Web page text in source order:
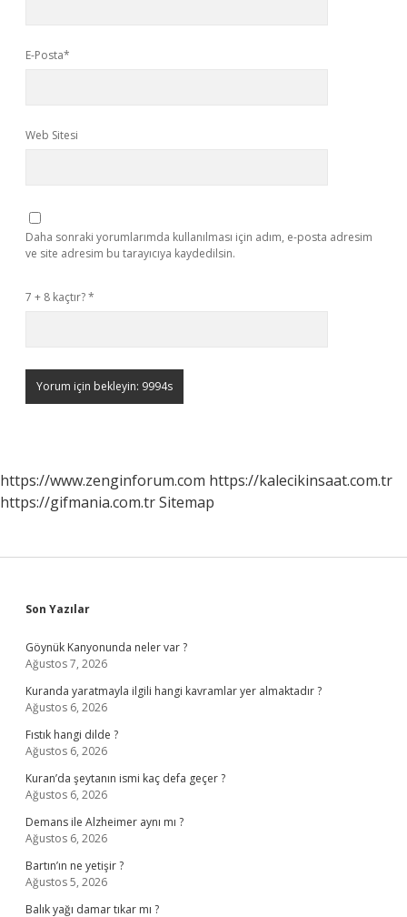
E-Posta*
Web Sitesi
Daha sonraki yorumlarımda kullanılması için adım, e-posta adresim
ve site adresim bu tarayıcıya kaydedilsin.
7 + 8 kaçtır?*
https://www.zenginforum.com https://kalecikinsaat.com.tr
https://gifmania.com.trSitemap
Sidebar
Son Yazılar
Göynük Kanyonunda neler var ?
Ağustos 7, 2026
Kuranda yaratmayla ilgili hangi kavramlar yer almaktadır ?
Ağustos 6, 2026
Fıstık hangi dilde ?
Ağustos 6, 2026
Kuran’da şeytanın ismi kaç defa geçer ?
Ağustos 6, 2026
Demans ile Alzheimer aynı mı ?
Ağustos 6, 2026
Bartın’ın ne yetişir ?
Ağustos 5, 2026
Balık yağı damar tıkar mı ?